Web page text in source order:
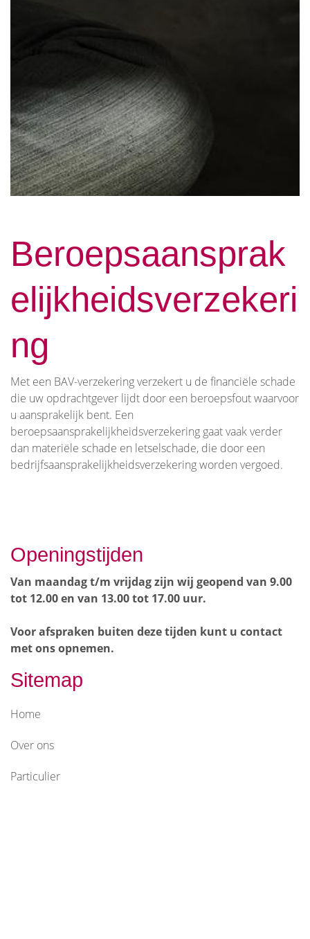
Beroepsaansprak
elijkheidsverzekeri
ng
Met een BAV-verzekering verzekert u de financiële schade
die uw opdrachtgever lijdt door een beroepsfout waarvoor
u aansprakelijk bent. Een
beroepsaansprakelijkheidsverzekering gaat vaak verder
dan materiële schade en letselschade, die door een
bedrijfsaansprakelijkheidsverzekering worden vergoed.
Openingstijden
Van maandag t/m vrijdag zijn wij geopend van 9.00
tot 12.00 en van 13.00 tot 17.00 uur.
Voor afspraken buiten deze tijden kunt u contact
met ons opnemen.
Sitemap
Home
Over ons
Particulier